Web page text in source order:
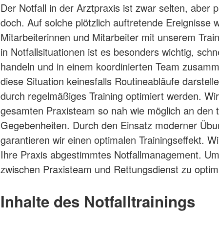
Der Notfall in der Arztpraxis ist zwar selten, aber
doch. Auf solche plötzlich auftretende Ereignisse
Mitarbeiterinnen und Mitarbeiter mit unserem
in Notfallsituationen ist es besonders wichtig,
handeln und in einem koordinierten Team
diese Situation keinesfalls Routineabläufe
durch regelmäßiges Training optimiert werden.
gesamten Praxisteam so nah wie möglich an den
Gegebenheiten. Durch den Einsatz moderner
garantieren wir einen optimalen Trainingseffekt.
Ihre Praxis abgestimmtes Notfallmanagement.
zwischen Praxisteam und Rettungsdienst zu
Inhalte des Notfalltrainings